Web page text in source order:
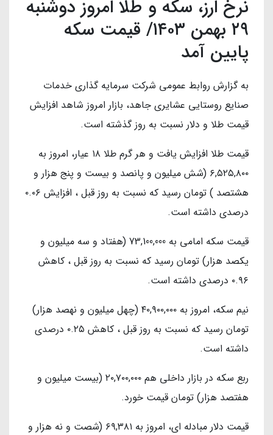
نرخ ارز، سکه و طلا امروز دوشنبه
۲۹ بهمن ۱۴۰۳/ قیمت سکه
پایین آمد
به گزارش روابط عمومی شرکت سرمایه گذاری خدمات
صنایع روستایی عشایری جاهد، بازار امروز شاهد افزایش
قیمت طلا و دلار نسبت به روز گذشته است.
قیمت طلا افزایش یافت و هر گرم طلا ۱۸ عیار، امروز به
۶,۵۲۵,۸۰۰ (شش میلیون و پانصد و بیست و پنج هزار و
هشتصد ) تومان رسید که نسبت به روز قبل ، افزایش ۰.۰۶
درصدی داشته است.
قیمت سکه امامی به 73,100,000 (هفتاد و سه میلیون و
یکصد هزار) تومان رسید که نسبت به روز قبل ، کاهش
۰.۹۶ درصدی داشته است.
نیم سکه، امروز به ۴۰,۹۰۰,۰۰۰ (چهل میلیون و نهصد هزار)
تومان رسید که نسبت به روز قبل ، کاهش ۰.۲۵ درصدی
داشته است.
ربع سکه در بازار داخلی هم ۲۰,۷۰۰,۰۰۰ (بیست میلیون و
هفتصد هزار) تومان قیمت خورد.
قیمت دلار مبادله ای، امروز به ۶۹,۳۸۱ (شصت و نه هزار و